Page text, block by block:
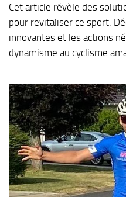
Cet article révèle des
pour revitaliser ce sport.
innovantes et les actions
dynamisme au cyclisme